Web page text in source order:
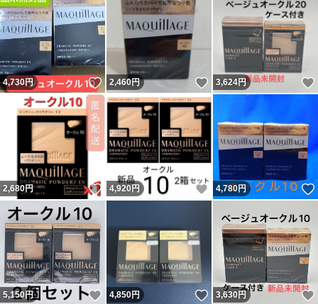
4,730円 いいね！
2,460円 いいね！
3,624円
2,680円 いいね！
4,920 円 いいね！
4,780円
5,150円 いいね！
4,850円 いいね！
3,630円